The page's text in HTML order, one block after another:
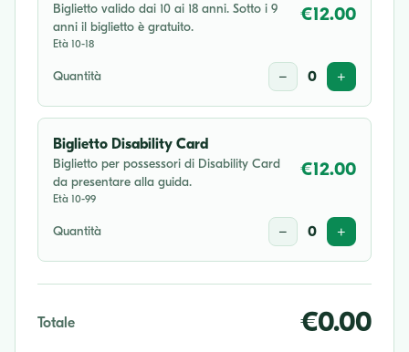
mer 16 set 2026
sab 17 ott 2026
16:30
Biglietto valido dai 10 ai 18 anni. Sotto i 9
anni il biglietto è gratuito.
Età 10-18
€12.00
Quantità − 0 +
Biglietto Disability Card
Biglietto per possessori di Disability Card
da presentare alla guida.
Età 10-99
€12.00
Quantità − 0 +
Totale €0.00